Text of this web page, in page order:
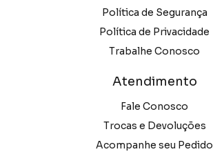
Política de Segurança
Política de Privacidade
Trabalhe Conosco
Atendimento
Fale Conosco
Trocas e Devoluções
Acompanhe seu Pedido